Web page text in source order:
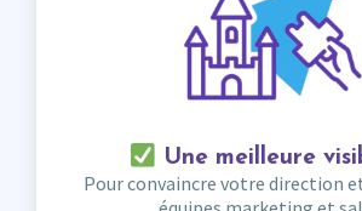
Une meilleure
Pour convaincre votre direction